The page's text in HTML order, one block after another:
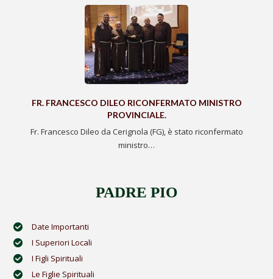
FR. FRANCESCO DILEO RICONFERMATO MINISTRO
PROVINCIALE.
Fr. Francesco Dileo da Cerignola (FG), è stato riconfermato
ministro…
PADRE PIO
Date Importanti
I Superiori Locali
I Figli Spirituali
Le Figlie Spirituali